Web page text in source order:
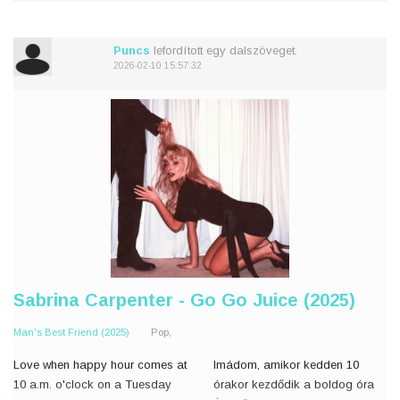
Is what it is, and it's predictable
Hát ez van, és teljesen kisz�
Puncs lefordított egy dalszöveget.
2026-02-10 15:57:32
Sabrina Carpenter - Go Go Juice (2025)
Man's Best Friend (2025) Pop,
Love when happy hour comes at
10 a.m. o'clock on a Tuesday
Imádom, amikor kedden 10
órakor kezdődik a boldog óra